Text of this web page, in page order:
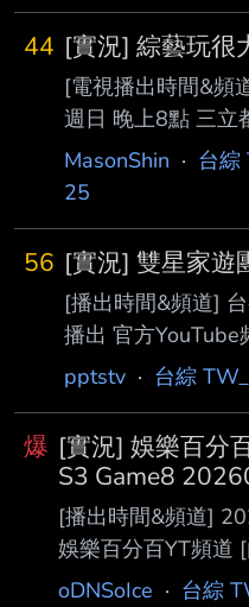
44 [實況] 綜藝玩很
[電視播出時間&頻
週日 晚上8點 三立
每週六 晚上10點
Vidol 每週日 晚上0
Bi62_g5iA?si=_U-
https://youtu.be/
https://youtu.be/
MasonShin · 台綜
25
56 [實況] 雙星家
[播出時間&頻道]
播出 官方
架 中華電信 Hami
星攜手家人踏上旅
然的互動與情感，
人家庭同行，展現
星家遊團》不只是
解彼此的暖心旅程
兒） 張立東、淑
pptstv · 台綜
爆 [實況] 娛樂百分
S3 Game8
[播出時間&頻道]
娛樂百分百YT頻道
看： 無 YT首播影
oDNSoIce · 台綜